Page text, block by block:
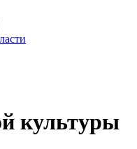
культуры